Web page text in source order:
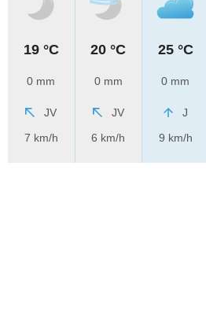
19 °C
0 mm
JV
7 km/h
20 °C
0 mm
JV
6 km/h
25 °C
0 mm
J
9 km/h